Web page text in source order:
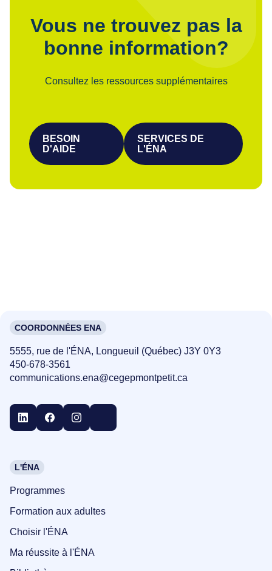
Vous ne trouvez pas la
bonne information?
Consultez les ressources supplémentaires
BESOIN
D'AIDE
SERVICES DE
L'ÉNA
COORDONNÉES ENA
5555, rue de l'ÉNA, Longueuil (Québec) J3Y 0Y3
450-678-3561
communications.ena@cegepmontpetit.ca
L'ÉNA
Programmes
Formation aux adultes
Choisir l'ÉNA
Ma réussite à l'ÉNA